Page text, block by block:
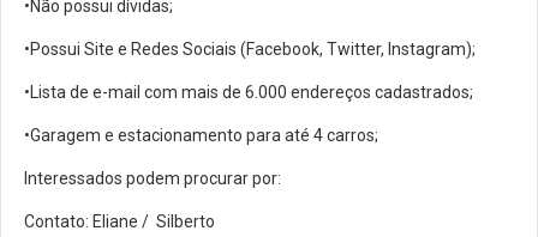
•Não possui dívidas;
•Possui Site e Redes Sociais (Facebook, Twitter, Instagram);
•Lista de e-mail com mais de 6.000 endereços cadastrados;
•Garagem e estacionamento para até 4 carros;
Interessados podem procurar por:
Contato: Eliane / Silberto